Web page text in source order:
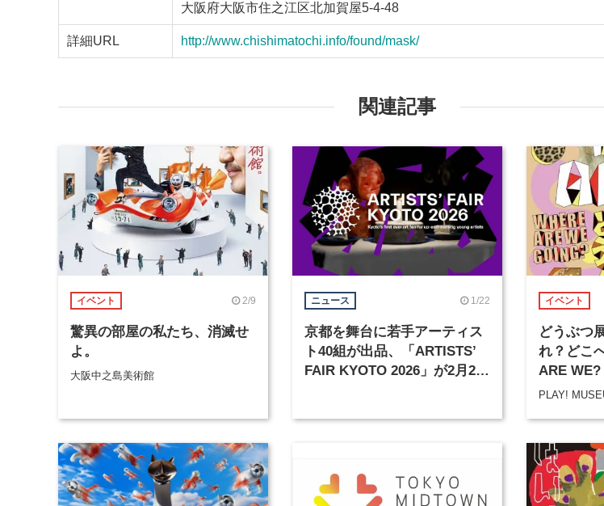
大阪府大阪市住之江区北加賀屋5-4-48
詳細URL http://www.chishimatochi.info/found/mask/
関連記事
イベント 2/9
驚異の部屋の私たち、消滅せ
よ。
大阪中之島美術館
ニュース 1/22
京都を舞台に若手アーティス
ト40組が出品、「ARTISTS’
FAIR KYOTO 2026」が2月21
イベント
どうぶつ
れ？どこ
ARE
GOING?
PLAY!